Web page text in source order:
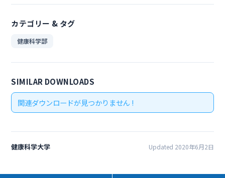
カテゴリー & タグ
健康科学部
SIMILAR DOWNLOADS
関連ダウンロードが見つかりません !
健康科学大学 Updated 2020年6月2日